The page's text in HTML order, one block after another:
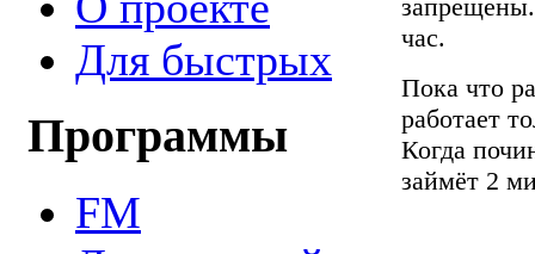
Для быстрых
Программы
FM
запрещены.
час.
Пока что
работает
Когда
займёт 2